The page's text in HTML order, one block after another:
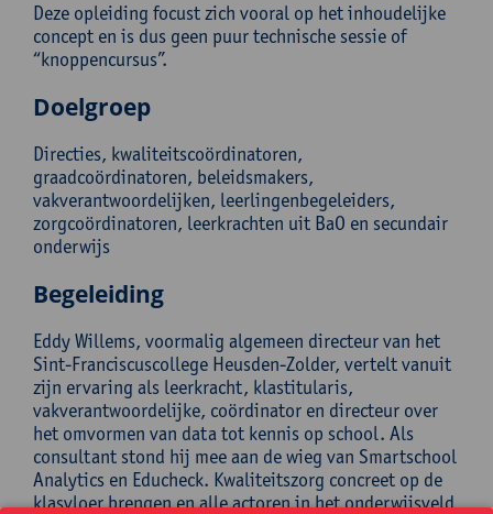
Deze opleiding focust zich vooral op het inhoudelijke
concept en is dus geen puur technische sessie of
“knoppencursus”.
Doelgroep
Directies, kwaliteitscoördinatoren,
graadcoördinatoren, beleidsmakers,
vakverantwoordelijken, leerlingenbegeleiders,
zorgcoördinatoren, leerkrachten uit BaO en secundair
onderwijs
Begeleiding
Eddy Willems, voormalig algemeen directeur van het
Sint-Franciscuscollege Heusden-Zolder, vertelt vanuit
zijn ervaring als leerkracht, klastitularis,
vakverantwoordelijke, coördinator en directeur over
het omvormen van data tot kennis op school. Als
consultant stond hij mee aan de wieg van Smartschool
Analytics en Educheck. Kwaliteitszorg concreet op de
klasvloer brengen en alle actoren in het onderwijsveld